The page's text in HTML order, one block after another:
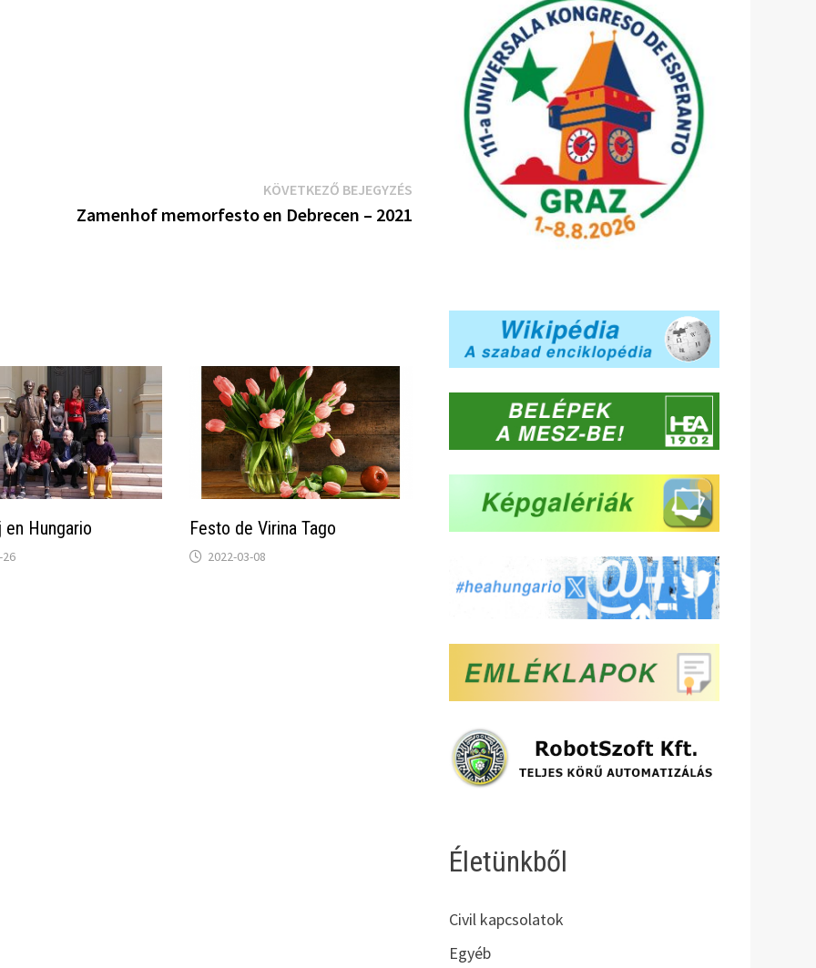
KÖVETKEZŐ BEJEGYZÉSKövetkező
Zamenhof memorfesto en Debrecen – 2021
en Hungario
26
Festo de Virina Tago
2022-03-08
Életünkből
Civil kapcsolatok
Egyéb